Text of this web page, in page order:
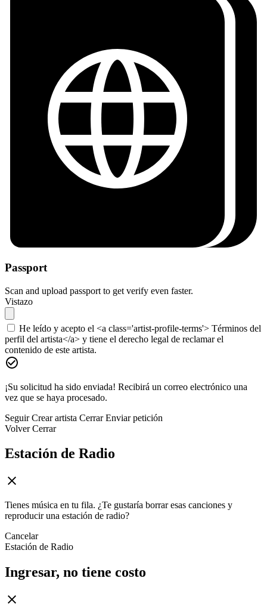
Passport
Scan and upload passport to get verify even faster.
Vistazo
He leído y acepto el <a class='artist-profile-terms'> Términos del
perfil del artista</a> y tiene el derecho legal de reclamar el
contenido de este artista.
¡Su solicitud ha sido enviada! Recibirá un correo electrónico una
vez que se haya procesado.
Seguir Crear artista Cerrar Enviar petición
Volver Cerrar
Estación de Radio
Tienes música en tu fila. ¿Te gustaría borrar esas canciones y
reproducir una estación de radio?
Cancelar
Estación de Radio
Ingresar, no tiene costo